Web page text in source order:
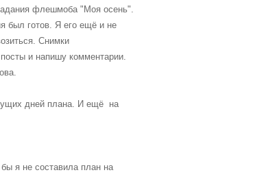
флешмоба "Моя осень".
был готов. Я его ещё и не
Снимки
и напишу комментарии.
дней плана. И ещё на
я не составила план на